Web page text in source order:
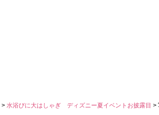
> 水浴びに大はしゃぎ ディズニー夏イベントお披露目 >